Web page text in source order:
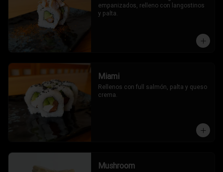
empanizados, relleno con langostinos
y palta.
Miami
Rellenos con full salmón, palta y queso
crema.
Mushroom